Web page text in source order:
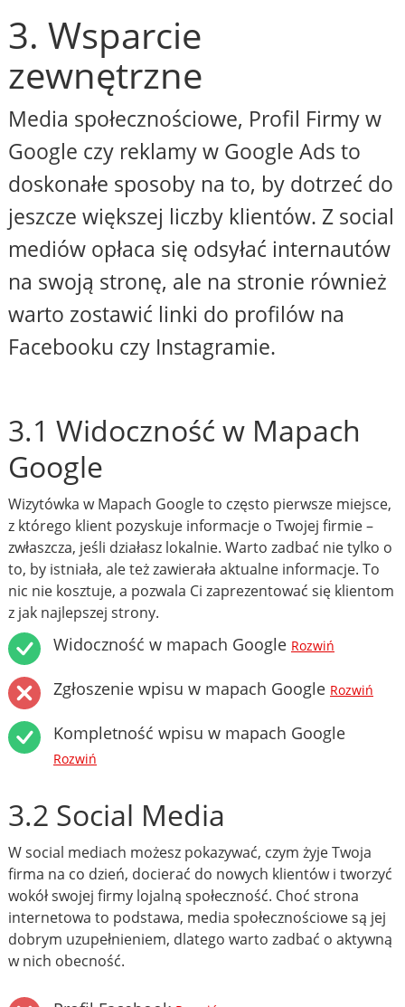
3. Wsparcie
zewnętrzne
Media społecznościowe, Profil Firmy w
Google czy reklamy w Google Ads to
doskonałe sposoby na to, by dotrzeć do
jeszcze większej liczby klientów. Z social
mediów opłaca się odsyłać internautów
na swoją stronę, ale na stronie również
warto zostawić linki do profilów na
Facebooku czy Instagramie.
3.1 Widoczność w Mapach
Google
Wizytówka w Mapach Google to często pierwsze miejsce,
z którego klient pozyskuje informacje o Twojej firmie –
zwłaszcza, jeśli działasz lokalnie. Warto zadbać nie tylko o
to, by istniała, ale też zawierała aktualne informacje. To
nic nie kosztuje, a pozwala Ci zaprezentować się klientom
z jak najlepszej strony.
Widoczność w mapach Google Rozwiń
Zgłoszenie wpisu w mapach Google Rozwiń
Kompletność wpisu w mapach Google
Rozwiń
3.2 Social Media
W social mediach możesz pokazywać, czym żyje Twoja
firma na co dzień, docierać do nowych klientów i tworzyć
wokół swojej firmy lojalną społeczność. Choć strona
internetowa to podstawa, media społecznościowe są jej
dobrym uzupełnieniem, dlatego warto zadbać o aktywną
w nich obecność.